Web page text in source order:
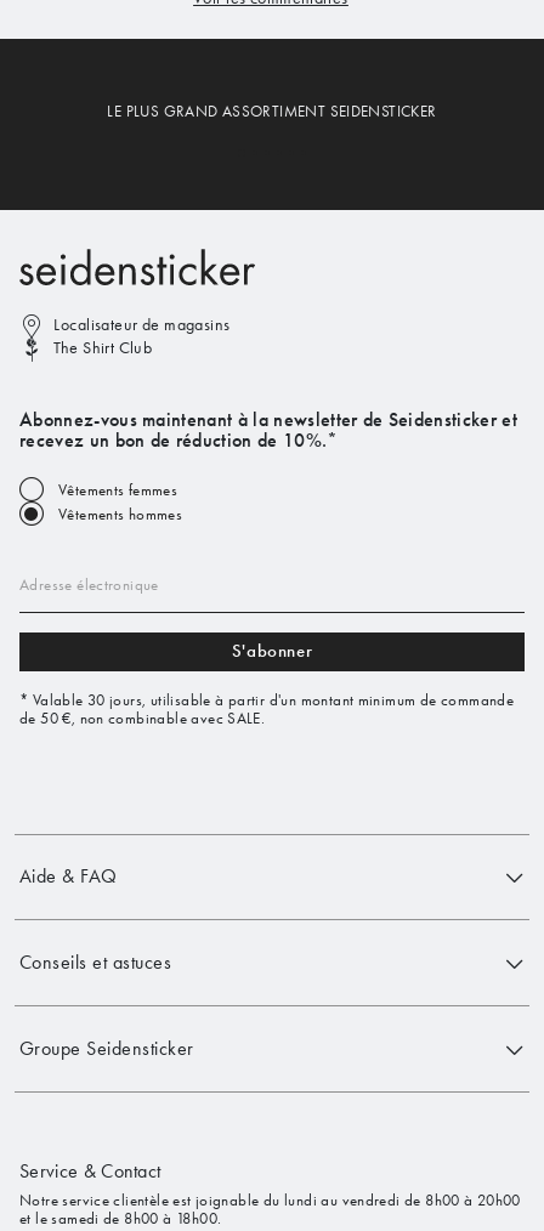
LE PLUS GRAND ASSORTIMENT SEIDENSTICKER
Localisateur de magasins
The Shirt Club
Abonnez-vous maintenant à la newsletter de Seidensticker et
recevez un bon de réduction de 10%.*
Vêtements femmes
Vêtements hommes
Adresse électronique
S'abonner
* Valable 30 jours, utilisable à partir d'un montant minimum de commande
de 50 €, non combinable avec SALE.
Aide & FAQ
Conseils et astuces
Groupe Seidensticker
Service & Contact
Notre service clientèle est joignable du lundi au vendredi de 8h00 à 20h00
et le samedi de 8h00 à 18h00.